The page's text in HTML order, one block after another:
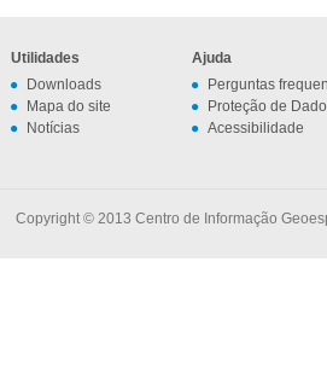
Utilidades
Downloads
Mapa do site
Notícias
Ajuda
Perguntas
Proteção de
Acessibilidade
Copyright © 2013 Centro de Informação